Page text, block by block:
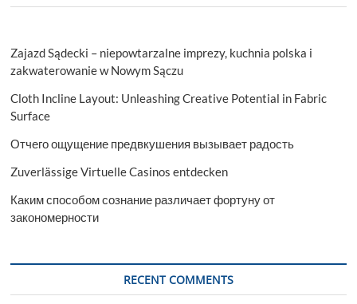
Zajazd Sądecki – niepowtarzalne imprezy, kuchnia polska i
zakwaterowanie w Nowym Sączu
Cloth Incline Layout: Unleashing Creative Potential in Fabric
Surface
Отчего ощущение предвкушения вызывает радость
Zuverlässige Virtuelle Casinos entdecken
Каким способом сознание различает фортуну от
закономерности
RECENT COMMENTS